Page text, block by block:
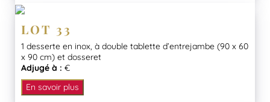
LOT 33
1 desserte en inox, à double tablette d’entrejambe (90 x 60
x 90 cm) et dosseret
Adjugé à : €
En savoir plus